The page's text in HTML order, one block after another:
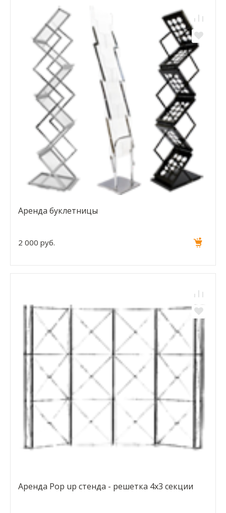
Аренда буклетницы
2 000 руб.
Аренда Pop up стенда - решетка 4х3 секции